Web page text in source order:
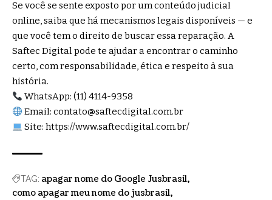
Se você se sente exposto por um conteúdo judicial
online, saiba que há mecanismos legais disponíveis — e
que você tem o direito de buscar essa reparação. A
Saftec Digital pode te ajudar a encontrar o caminho
certo, com responsabilidade, ética e respeito à sua
história.
WhatsApp:(11) 4114-9358
Email:contato@saftecdigital.com.br
Site: https://www.saftecdigital.com.br/
TAG: apagar nome do Google Jusbrasil
como apagar meu nome do jusbrasil